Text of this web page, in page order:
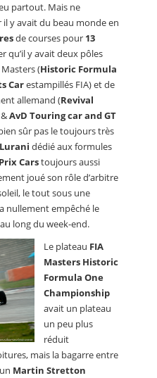
partout. Mais ne
y avait du beau monde en
de courses pour 13
qu’il y avait deux pôles
(Historic Formula
Carestampillés FIA) et de
allemand (Revival
AvD Touring car and GT
sûr pas le toujours très
dédié aux formules
Carstoujours aussi
joué son rôle d’arbitre
le tout sous une
nullement empêché le
long du week-end.
Le plateau FIA
Masters Historic
Formula One
Championship
avait un plateau
un peu plus
réduit
mais la bagarre entre
Martin Stretton